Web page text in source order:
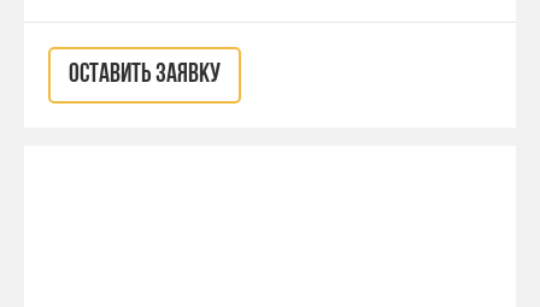
ОСТАВИТЬ ЗАЯВКУ